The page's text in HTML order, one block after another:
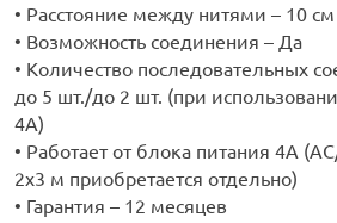
• Расстояние между нитями – 10 см
• Возможность соединения – Да
• Количество последовательных
до 5 шт./до 2 шт. (при
4А)
• Работает от блока питания 4А
2х3 м приобретается отдельно)
• Гарантия – 12 месяцев